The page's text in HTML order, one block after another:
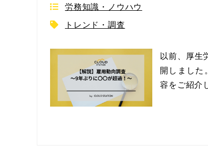
労務知識・ノウハウ
トレンド・調査
以前、厚生
開しました
容をご紹介